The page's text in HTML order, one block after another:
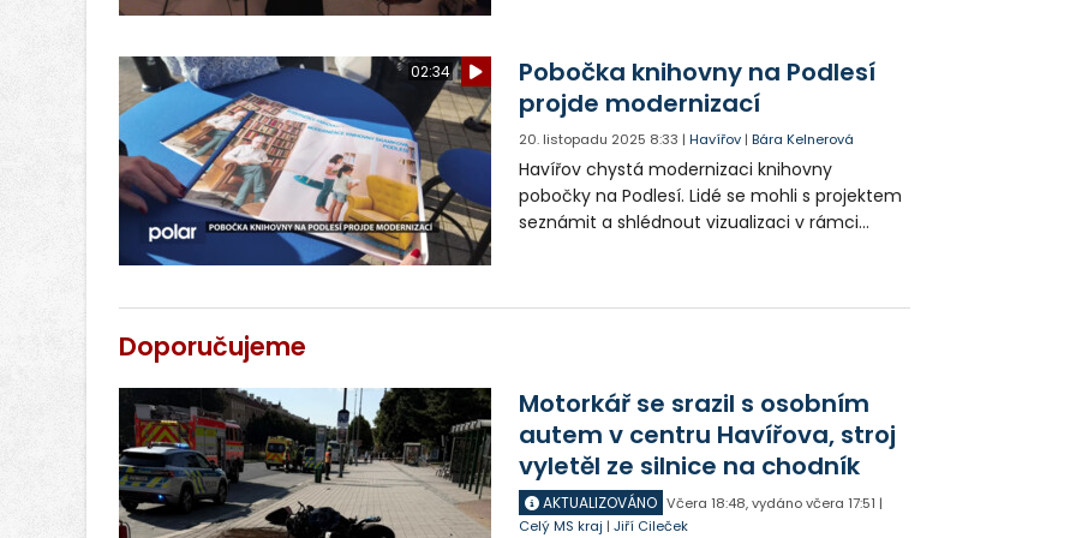
02:34
Pobočka knihovny na Podlesí
projde modernizací
20. listopadu 2025 8:33 |Havířov |Bára Kelnerová
Havířov chystá modernizaci knihovny
pobočky na Podlesí. Lidé se mohli s projektem
seznámit a shlédnout vizualizaci v rámci
Doporučujeme
Motorkář se srazil s osobním
autem v centru Havířova, stroj
vyletěl ze silnice na chodník
AKTUALIZOVÁNO Včera 18:48,vydáno včera 17:51 |
Celý MS kraj |Jiří Cileček